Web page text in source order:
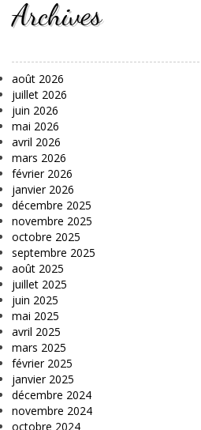
Archives
août 2026
juillet 2026
juin 2026
mai 2026
avril 2026
mars 2026
février 2026
janvier 2026
décembre 2025
novembre 2025
octobre 2025
septembre 2025
août 2025
juillet 2025
juin 2025
mai 2025
avril 2025
mars 2025
février 2025
janvier 2025
décembre 2024
novembre 2024
octobre 2024